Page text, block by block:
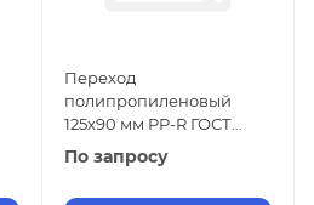
Переход
полипропиленовый
125х90 мм PP-R ГОСТ
32415-2013
По запросу